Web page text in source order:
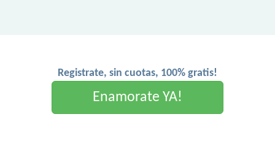
Registrate, sin cuotas, 100% gratis!
Enamorate YA!